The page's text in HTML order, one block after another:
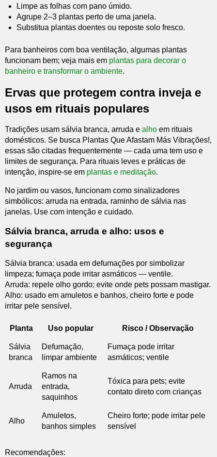
Limpe as folhas com pano úmido.
Agrupe 2–3 plantas perto de uma janela.
Substitua plantas doentes ou reposte solo fresco.
Para banheiros com boa ventilação, algumas plantas
funcionam bem; veja mais em plantas para decorar o
banheiro e transformar o ambiente.
Ervas que protegem contra inveja e
usos em rituais populares
Tradições usam sálvia branca, arruda e alho em rituais
domésticos. Se busca Plantas Que Afastam Más Vibrações!,
essas são citadas frequentemente — cada uma tem uso e
limites de segurança. Para rituais leves e práticas de
intenção, inspire-se em plantas e meditação.
No jardim ou vasos, funcionam como sinalizadores
simbólicos: arruda na entrada, raminho de sálvia nas
janelas. Use com intenção e cuidado.
Sálvia branca, arruda e alho: usos e
segurança
Sálvia branca: usada em defumações por simbolizar
limpeza; fumaça pode irritar asmáticos — ventile.
Arruda: repele olho gordo; evite onde pets possam mastigar.
Alho: usado em amuletos e banhos, cheiro forte e pode
irritar pele sensível.
Planta Uso popular Risco / Observação
Sálvia
branca
Defumação,
limpar ambiente
Fumaça pode irritar
asmáticos; ventile
Arruda
Ramos na
entrada,
saquinhos
Tóxica para pets; evite
contato direto com crianças
Alho
Amuletos,
banhos simples
Cheiro forte; pode irritar pele
sensível
Recomendações: